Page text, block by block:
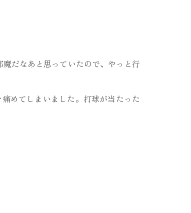
だなあと思っていたので、やっと行
めてしまいました。打球が当たった